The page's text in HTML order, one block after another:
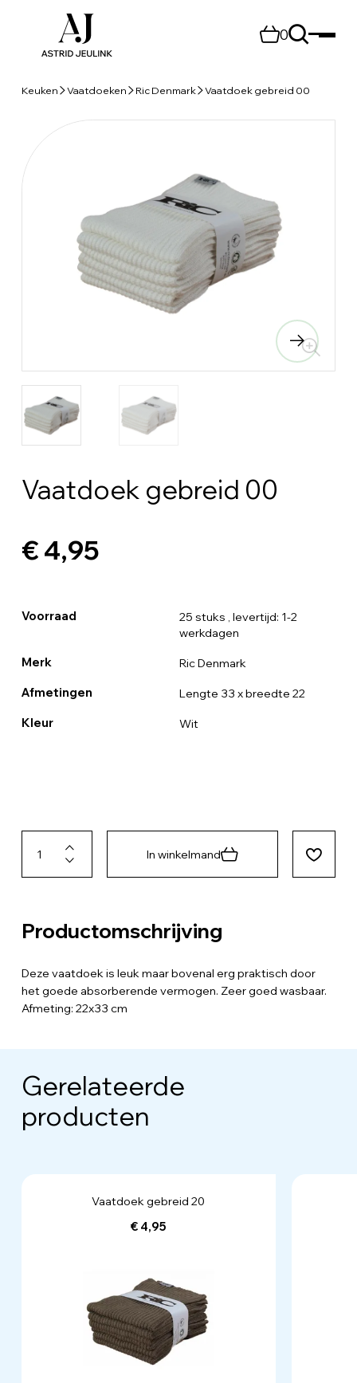
0
Keuken Vaatdoeken Ric Denmark Vaatdoek gebreid 00
Vaatdoek gebreid 00
€ 4,95
Voorraad 25 stuks , levertijd: 1-2
werkdagen
Merk Ric Denmark
Afmetingen Lengte 33 x breedte 22
Kleur Wit
In winkelmand
Productomschrijving
Deze vaatdoek is leuk maar bovenal erg praktisch door
het goede absorberende vermogen. Zeer goed wasbaar.
Afmeting: 22x33 cm
Gerelateerde
producten
Vaatdoek gebreid 20
€ 4,95